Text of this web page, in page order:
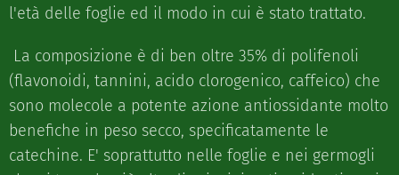
l'età delle foglie ed il modo in cui è stato trattato.
La composizione è di ben oltre 35% di polifenoli
(flavonoidi, tannini, acido clorogenico, caffeico) che
sono molecole a potente azione antiossidante molto
benefiche in peso secco, specificatamente le
catechine. E' soprattutto nelle foglie e nei germogli